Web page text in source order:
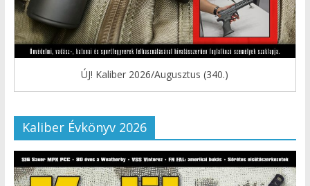
ÚJ! Kaliber 2026/Augusztus (340.)
Kaliber Évkönyv 2026